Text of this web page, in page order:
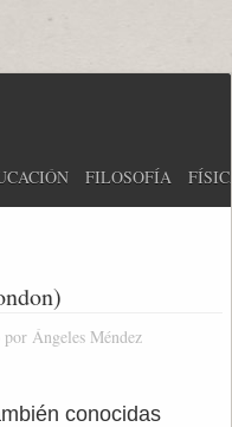
FILOSOFÍA
Ángeles Méndez
conocidas